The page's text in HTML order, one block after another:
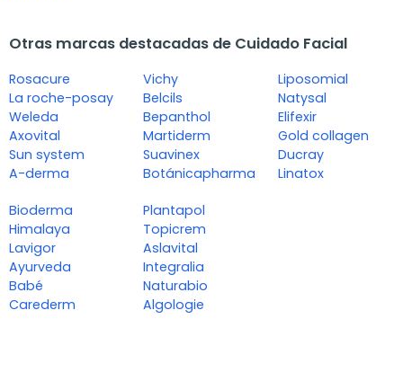
Otras marcas destacadas de Cuidado Facial
Rosacure
La roche-posay
Weleda
Axovital
Sun system
A-derma
Vichy
Belcils
Bepanthol
Martiderm
Suavinex
Botánicapharma
Liposomial
Natysal
Elifexir
Gold collagen
Ducray
Linatox
Bioderma
Himalaya
Lavigor
Ayurveda
Babé
Carederm
Plantapol
Topicrem
Aslavital
Integralia
Naturabio
Algologie